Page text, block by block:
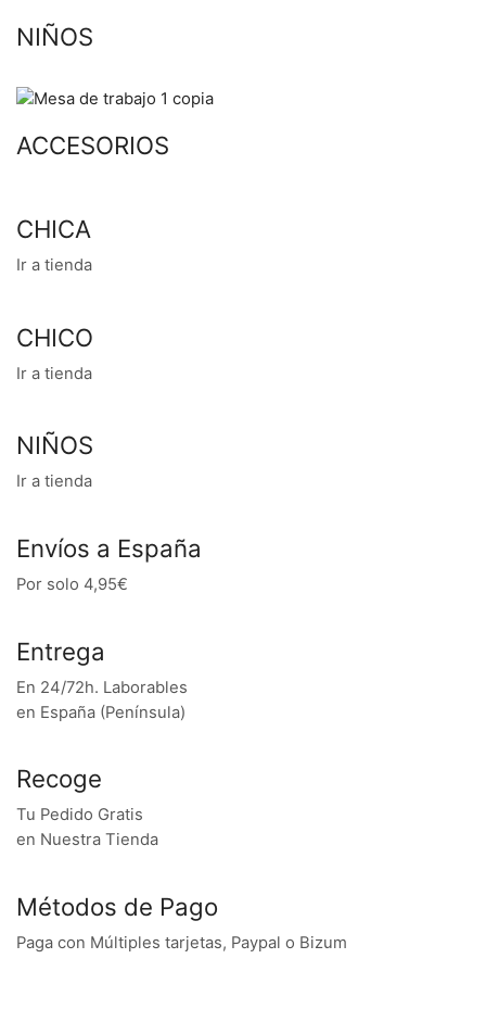
NIÑOS
ACCESORIOS
CHICA
Ir a tienda
CHICO
Ir a tienda
NIÑOS
Ir a tienda
Envíos a España
Por solo 4,95€
Entrega
En 24/72h. Laborables
en España (Península)
Recoge
Tu Pedido Gratis
en Nuestra Tienda
Métodos de Pago
Paga con Múltiples tarjetas, Paypal o Bizum